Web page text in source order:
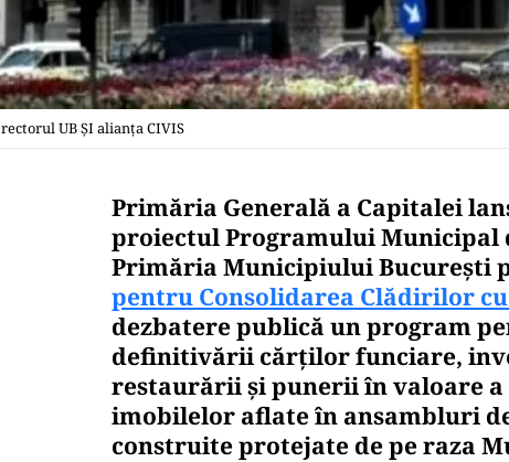
rectorul UB ȘI alianța CIVIS
Primăria Generală a Capitalei
proiectul Programului Municipal
Primăria Municipiului București
pentru Consolidarea Clădirilor cu
dezbatere publică un program
definitivării cărților funciare,
restaurării și punerii în valoare
imobilelor aflate în ansambluri
construite protejate de pe raza